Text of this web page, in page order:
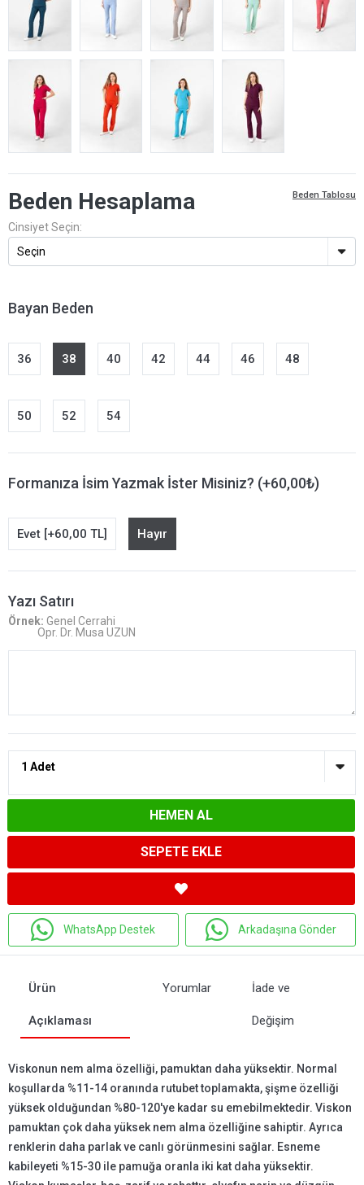
Beden Hesaplama
Cinsiyet Seçin:
Beden Tablosu
Bayan Beden
36 38 40 42 44 46 48
50 52 54
Formanıza İsim Yazmak İster Misiniz? (+60,00₺)
Evet [+60,00 TL] Hayır
Yazı Satırı
Örnek: Genel Cerrahi
Opr. Dr. Musa UZUN
HEMEN AL
SEPETE EKLE
WhatsApp Destek Arkadaşına Gönder
Ürün
Açıklaması
Yorumlar İade ve
Değişim
Viskonun nem alma özelliği, pamuktan daha yüksektir. Normal
koşullarda %11-14 oranında rutubet toplamakta, şişme özelliği
yüksek olduğundan %80-120'ye kadar su emebilmektedir. Viskon
pamuktan çok daha yüksek nem alma özelliğine sahiptir. Ayrıca
renklerin daha parlak ve canlı görünmesini sağlar. Esneme
kabileyeti %15-30 ile pamuğa oranla iki kat daha yüksektir.